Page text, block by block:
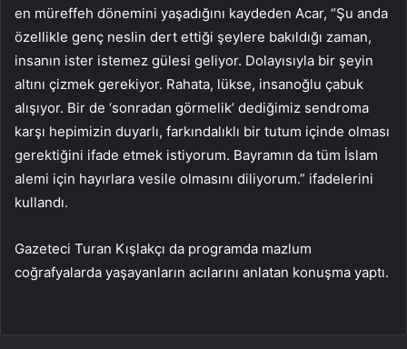
en müreffeh dönemini yaşadığını kaydeden Acar, “Şu anda
özellikle genç neslin dert ettiği şeylere bakıldığı zaman,
insanın ister istemez gülesi geliyor. Dolayısıyla bir şeyin
altını çizmek gerekiyor. Rahata, lükse, insanoğlu çabuk
alışıyor. Bir de ‘sonradan görmelik’ dediğimiz sendroma
karşı hepimizin duyarlı, farkındalıklı bir tutum içinde olması
gerektiğini ifade etmek istiyorum. Bayramın da tüm İslam
alemi için hayırlara vesile olmasını diliyorum.” ifadelerini
kullandı.
Gazeteci Turan Kışlakçı da programda mazlum
coğrafyalarda yaşayanların acılarını anlatan konuşma yaptı.